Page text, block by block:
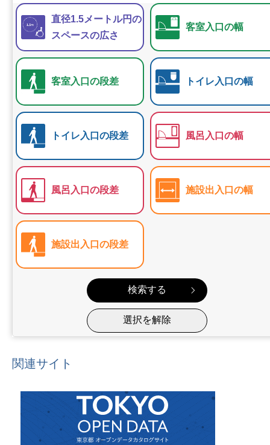
直径1.5メートル円の
スペースの広さ
客室入口の幅
客室入口の段差 トイレ入口の幅
トイレ入口の段差 風呂入口の幅
風呂入口の段差 施設出入口の幅
施設出入口の段差
関連サイト